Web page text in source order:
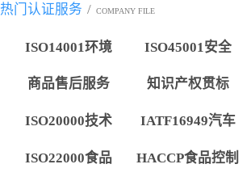
热门认证服务 / COMPANY FILE
ISO14001环境 ISO45001安全
商品售后服务 知识产权贯标
ISO20000技术 IATF16949汽车
ISO22000食品 HACCP食品控制